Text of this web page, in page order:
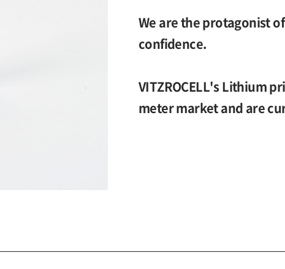
We are the protagonist
confidence.
VITZROCELL's Lithium
meter market and are